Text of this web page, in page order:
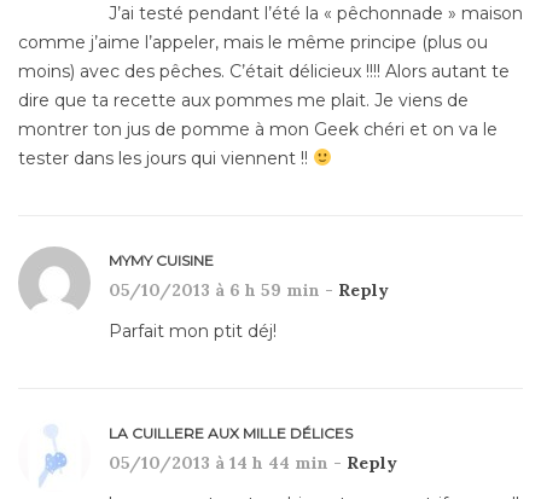
J’ai testé pendant l’été la « pêchonnade » maison
comme j’aime l’appeler, mais le même principe (plus ou
moins) avec des pêches. C’était délicieux !!!! Alors autant te
dire que ta recette aux pommes me plait. Je viens de
montrer ton jus de pomme à mon Geek chéri et on va le
tester dans les jours qui viennent !!
MYMY CUISINE
05/10/2013 à 6 h 59 min - Reply
Parfait mon ptit déj!
LA CUILLERE AUX MILLE DÉLICES
05/10/2013 à 14 h 44 min - Reply